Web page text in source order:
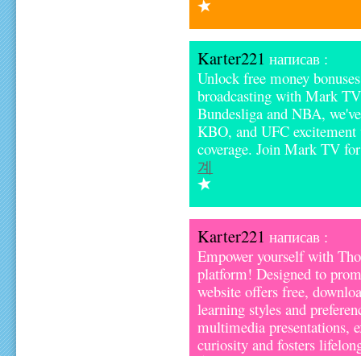
Karter221 написав :
Unlock free money
broadcasting with Mark
Bundesliga and NBA,
KBO, and UFC excitement
coverage. Join Mark TV
계
Karter221 написав :
Empower yourself with
platform! Designed to
website offers free,
learning styles and
multimedia presentations,
curiosity and fosters